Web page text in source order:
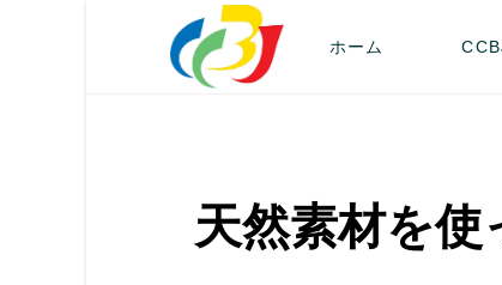
ホーム
天然素材を